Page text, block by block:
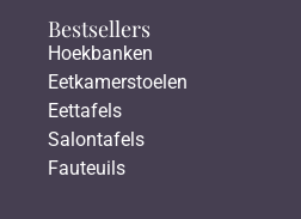
Bestsellers
Hoekbanken
Eetkamerstoelen
Eettafels
Salontafels
Fauteuils